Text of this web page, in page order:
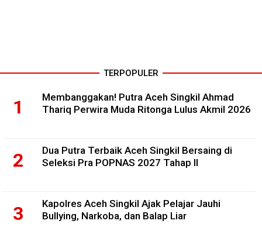
TERPOPULER
Membanggakan! Putra Aceh Singkil Ahmad
Thariq Perwira Muda Ritonga Lulus Akmil 2026
Dua Putra Terbaik Aceh Singkil Bersaing di
Seleksi Pra POPNAS 2027 Tahap II
Kapolres Aceh Singkil Ajak Pelajar Jauhi
Bullying, Narkoba, dan Balap Liar